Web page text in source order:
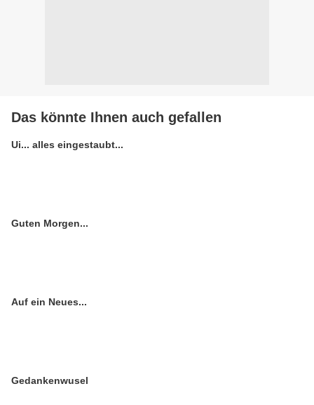
Das könnte Ihnen auch gefallen
Ui... alles eingestaubt...
Guten Morgen...
Auf ein Neues...
Gedankenwusel